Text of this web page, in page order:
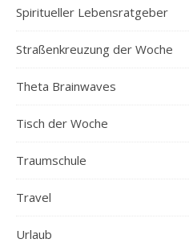
Spiritueller Lebensratgeber
Straßenkreuzung der Woche
Theta Brainwaves
Tisch der Woche
Traumschule
Travel
Urlaub